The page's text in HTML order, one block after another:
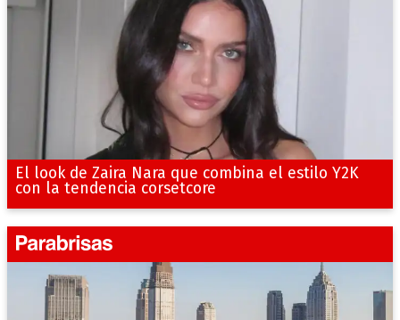
El look de Zaira Nara que combina el estilo Y2K
con la tendencia corsetcore